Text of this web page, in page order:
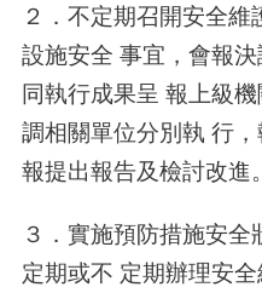
２．不定期召開安全
設施安全 事宜，會報
同執行成果呈 報上級
調相關單位分別執 行
報提出報告及檢討改進。
３．實施預防措施安
定期或不 定期辦理安